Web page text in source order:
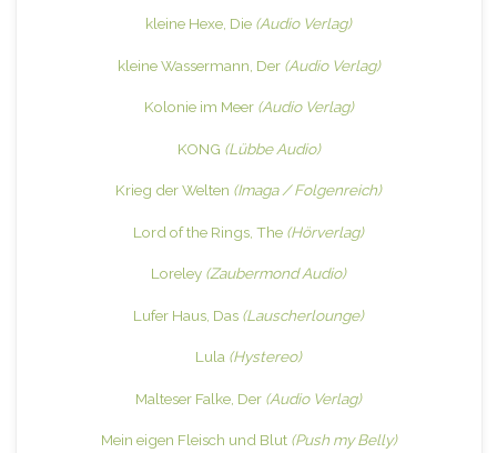
kleine Hexe, Die (Audio Verlag)
kleine Wassermann, Der (Audio Verlag)
Kolonie im Meer (Audio Verlag)
KONG (Lübbe Audio)
Krieg der Welten (Imaga / Folgenreich)
Lord of the Rings, The (Hörverlag)
Loreley (Zaubermond Audio)
Lufer Haus, Das (Lauscherlounge)
Lula (Hystereo)
Malteser Falke, Der (Audio Verlag)
Mein eigen Fleisch und Blut (Push my Belly)